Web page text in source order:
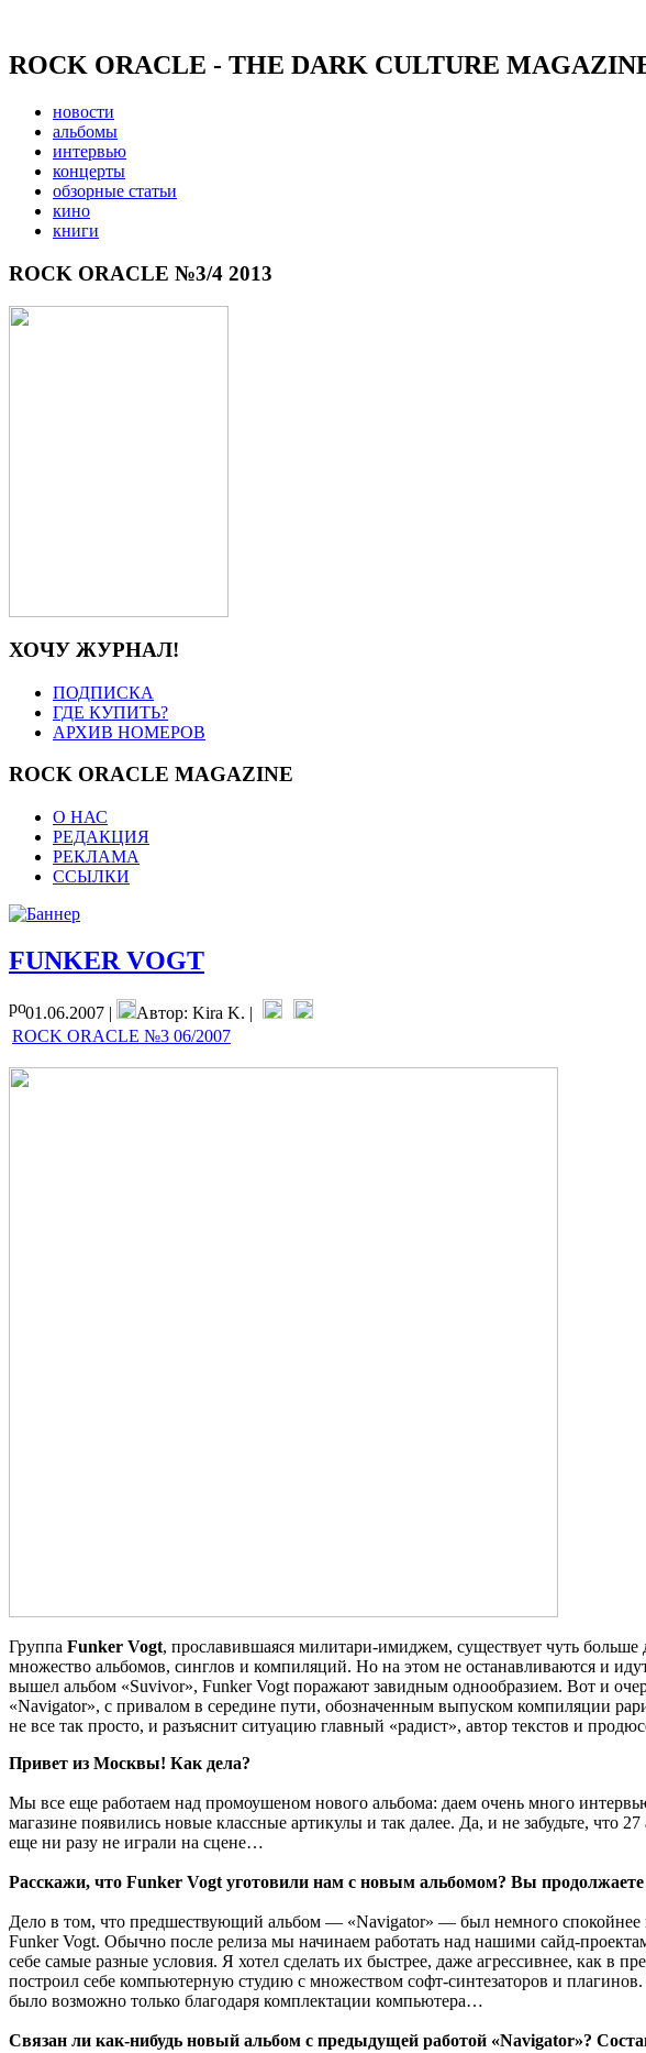
ROCK ORACLE - THE DARK CULTURE
новости
альбомы
интервью
концерты
обзорные статьи
кино
книги
ROCK ORACLE №3/4 2013
ХОЧУ ЖУРНАЛ!
ПОДПИСКА
ГДЕ КУПИТЬ?
АРХИВ НОМЕРОВ
ROCK ORACLE MAGAZINE
О НАС
РЕДАКЦИЯ
РЕКЛАМА
ССЫЛКИ
FUNKER VOGT
01.06.2007 |
Автор: Kira K. |
ROCK ORACLE №3 06/2007
Группа Funker Vogt, прославившаяся милитари-имиджем, существует чуть
множество альбомов, синглов и компиляций. Но на этом не останавливаются и
вышел альбом «Suvivor», Funker Vogt поражают завидным однообразием. Вот и
«Navigator», с привалом в середине пути, обозначенным выпуском компиляции
не все так просто, и разъяснит ситуацию главный «радист», автор текстов и
Привет из Москвы! Как дела?
Мы все еще работаем над промоушеном нового альбома: даем очень много
магазине появились новые классные артикулы и так далее. Да, и не забудьте,
еще ни разу не играли на сцене…
Расскажи, что Funker Vogt уготовили нам с новым альбомом? Вы
Дело в том, что предшествующий альбом — «Navigator» — был немного спокойнее
Funker Vogt. Обычно после релиза мы начинаем работать над нашими сайд-
себе самые разные условия. Я хотел сделать их быстрее, даже агрессивнее, как в
построил себе компьютерную студию с множеством софт-синтезаторов и
было возможно только благодаря комплектации компьютера…
Связан ли как-нибудь новый альбом с предыдущей работой «Navigator»?